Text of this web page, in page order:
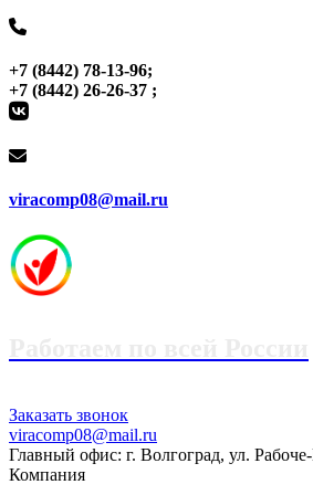
+7 (8442) 78-13-96;
+7 (8442) 26-26-37 ;
viracomp08@mail.ru
Заказать звонок
viracomp08@mail.ru
Главный офис: г. Волгоград, ул.
Компания